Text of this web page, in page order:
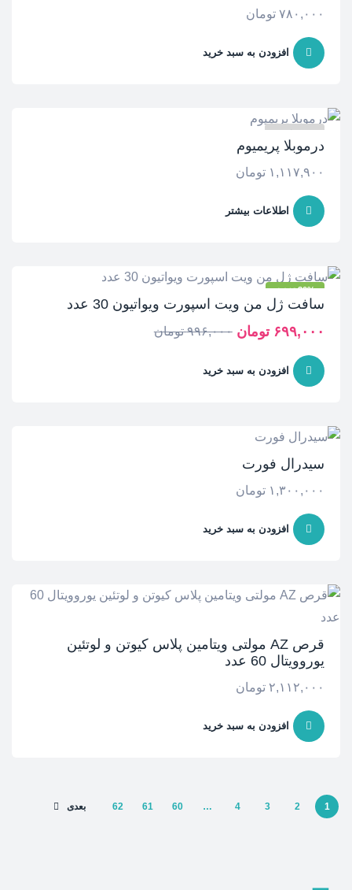
۷۸۰,۰۰۰ تومان
افزودن به سبد خرید
موجود نیست
درموبلا پریمیوم
۱,۱۱۷,۹۰۰ تومان
اطلاعات بیشتر
-30% تخفیف
سافت ژل من ویت اسپورت ویواتیون 30 عدد
۹۹۶,۰۰۰ تومان ۶۹۹,۰۰۰ تومان
افزودن به سبد خرید
سیدرال فورت
۱,۳۰۰,۰۰۰ تومان
افزودن به سبد خرید
قرص AZ مولتی ویتامین پلاس کیوتن و لوتئین
یوروویتال 60 عدد
۲,۱۱۲,۰۰۰ تومان
افزودن به سبد خرید
1
2
3
4
…
60
61
62 بعدی